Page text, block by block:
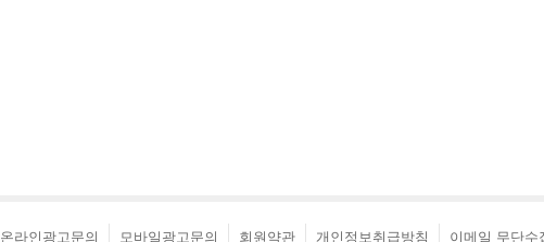
온라인광고문의 모바일광고문의 회원약관 개인정보취급방침 이메일 무단수